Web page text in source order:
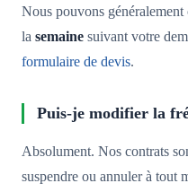
Nous pouvons généralement
la semaine suivant votre
formulaire de devis.
Puis-je modifier la
Absolument. Nos contrats
suspendre ou annuler à tout